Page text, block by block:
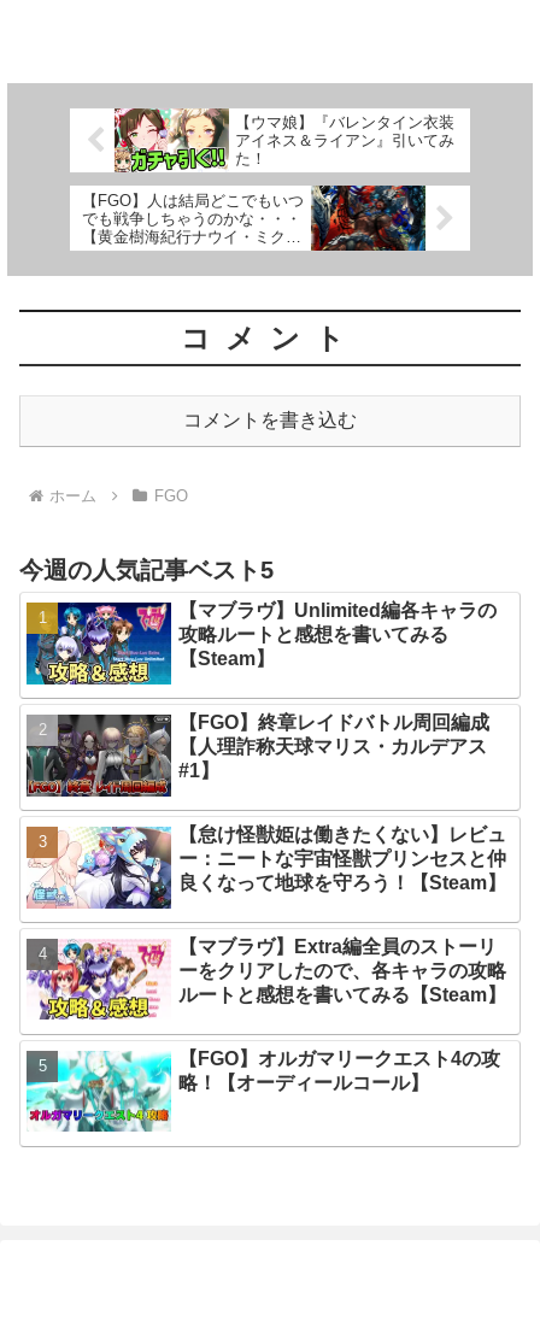
【ウマ娘】『バレンタイン衣装
アイネス＆ライアン』引いてみ
た！
【FGO】人は結局どこでもいつ
でも戦争しちゃうのかな・・・
【黄金樹海紀行ナウイ・ミクト
ラン#5】
コメント
コメントを書き込む
ホーム FGO
今週の人気記事ベスト5
【マブラヴ】Unlimited編各キャラの
攻略ルートと感想を書いてみる
【Steam】
【FGO】終章レイドバトル周回編成
【人理詐称天球マリス・カルデアス
#1】
【怠け怪獣姫は働きたくない】レビュ
ー：ニートな宇宙怪獣プリンセスと仲
良くなって地球を守ろう！【Steam】
【マブラヴ】Extra編全員のストーリ
ーをクリアしたので、各キャラの攻略
ルートと感想を書いてみる【Steam】
【FGO】オルガマリークエスト4の攻
略！【オーディールコール】